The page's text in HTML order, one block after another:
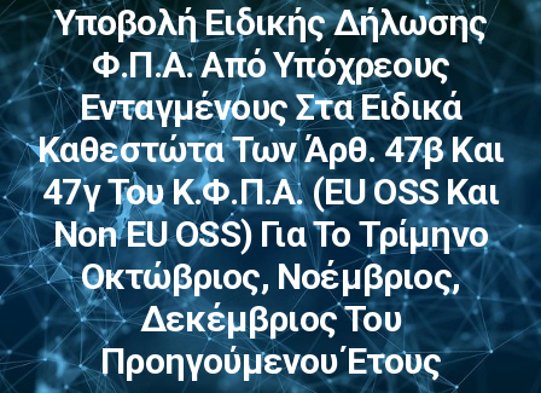
Υποβολή Ειδικής Δήλωσης
Φ.Π.Α. Από Υπόχρεους
Ενταγμένους Στα Ειδικά
Καθεστώτα Των Άρθ. 47β Και
47γ Του Κ.Φ.Π.Α. (EU OSS Και
Non EU OSS) Για Το Τρίμηνο
Οκτώβριος, Νοέμβριος,
Δεκέμβριος Του
Προηγούμενου Έτους